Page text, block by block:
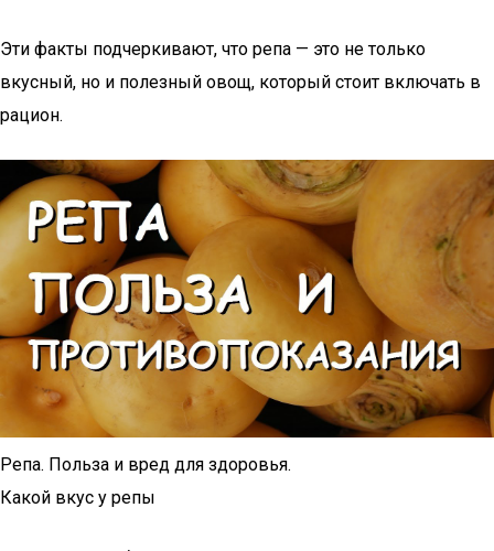
Эти факты подчеркивают, что репа — это не только
вкусный, но и полезный овощ, который стоит включать в
рацион.
Репа. Польза и вред для здоровья.
Какой вкус у репы